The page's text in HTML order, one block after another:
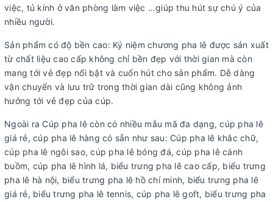
việc, tủ kính ở văn phòng làm việc …giúp thu hút sự chú ý của
nhiều người.
Sản phẩm có độ bền cao: Kỷ niệm chương pha lê được sản xuất
từ chất liệu cao cấp không chỉ bền đẹp với thời gian mà còn
mang tới vẻ đẹp nổi bật và cuốn hút cho sản phẩm. Dễ dàng
vận chuyển và lưu trữ trong thời gian dài cũng không ảnh
hưởng tới vẻ đẹp của cúp.
Ngoài ra Cúp pha lê còn có nhiều mẫu mã đa dạng, cúp pha lê
giá rẻ, cúp pha lê hàng có sẵn như sau: Cúp pha lê khắc chữ,
cúp pha lê ngôi sao, cúp pha lê bóng đá, cúp pha lê cánh
buồm, cúp pha lê hình lá, biểu trưng pha lê cao cấp, biểu trưng
pha lê hà nội, biểu trưng pha lê hồ chí minh, biểu trưng pha lê
giá rẻ, biểu trưng pha lê tennis, cúp pha lê goft, biểu trưng pha